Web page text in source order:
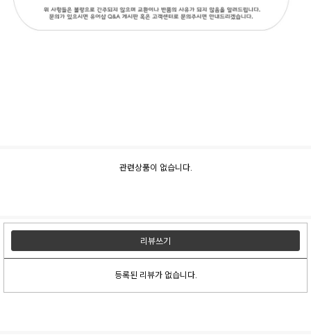
관련상품이 없습니다.
리뷰쓰기
등록된 리뷰가 없습니다.